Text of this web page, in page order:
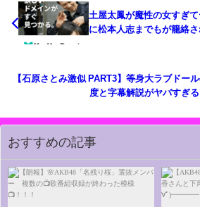
土屋太鳳が魔性の女すぎ
に松本人志までもが籠絡さ
【石原さとみ激似 PART3】等身大ラブドー
度と字幕解説がヤバすぎ
おすすめの記事